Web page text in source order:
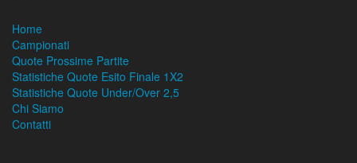
Home
Campionati
Quote Prossime Partite
Statistiche Quote Esito Finale 1X2
Statistiche Quote Under/Over 2,5
Chi Siamo
Contatti